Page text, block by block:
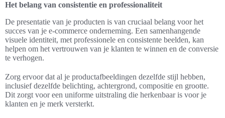
Het belang van consistentie en professionaliteit
De presentatie van je producten is van cruciaal belang voor het
succes van je e-commerce onderneming. Een samenhangende
visuele identiteit, met professionele en consistente beelden, kan
helpen om het vertrouwen van je klanten te winnen en de conversie
te verhogen.
Zorg ervoor dat al je productafbeeldingen dezelfde stijl hebben,
inclusief dezelfde belichting, achtergrond, compositie en grootte.
Dit zorgt voor een uniforme uitstraling die herkenbaar is voor je
klanten en je merk versterkt.